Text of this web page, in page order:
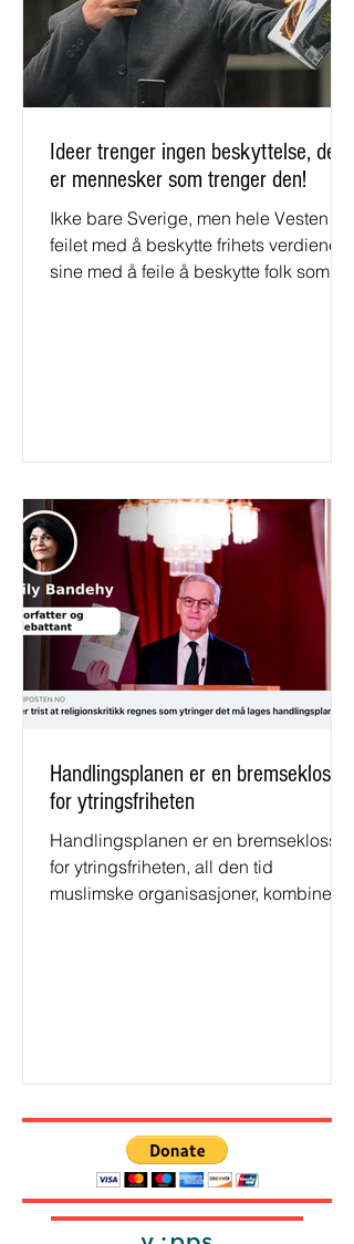
Ideer trenger ingen beskyttelse, det
er mennesker som trenger den!
Ikke bare Sverige, men hele Vesten er
feilet med å beskytte frihets verdiene
sine med å feile å beskytte folk som
Handlingsplanen er en bremsekloss
for ytringsfriheten
Handlingsplanen er en bremsekloss
for ytringsfriheten, all den tid
muslimske organisasjoner, kombinert